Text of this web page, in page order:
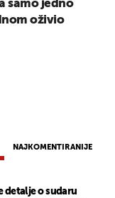
NAJKOMENTIRANIJE
detalje o sudaru
samo jedno
oživio